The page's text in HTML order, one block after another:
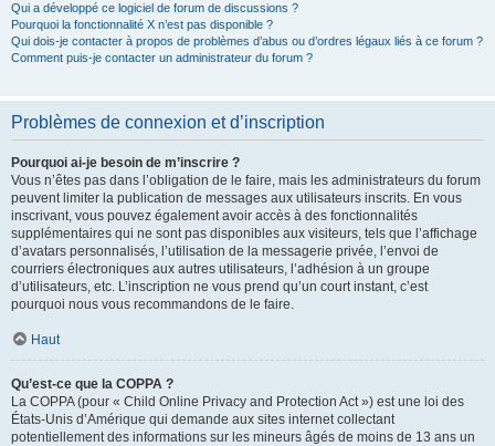
Qui a développé ce logiciel de forum de discussions ?
Pourquoi la fonctionnalité X n’est pas disponible ?
Qui dois-je contacter à propos de problèmes d’abus ou d’ordres légaux liés à ce forum ?
Comment puis-je contacter un administrateur du forum ?
Problèmes de connexion et d’inscription
Pourquoi ai-je besoin de m’inscrire ?
Vous n’êtes pas dans l’obligation de le faire, mais les administrateurs du forum
peuvent limiter la publication de messages aux utilisateurs inscrits. En vous
inscrivant, vous pouvez également avoir accès à des fonctionnalités
supplémentaires qui ne sont pas disponibles aux visiteurs, tels que l’affichage
d’avatars personnalisés, l’utilisation de la messagerie privée, l’envoi de
courriers électroniques aux autres utilisateurs, l’adhésion à un groupe
d’utilisateurs, etc. L’inscription ne vous prend qu’un court instant, c’est
pourquoi nous vous recommandons de le faire.
Haut
Qu’est-ce que la COPPA ?
La COPPA (pour « Child Online Privacy and Protection Act ») est une loi des
États-Unis d’Amérique qui demande aux sites internet collectant
potentiellement des informations sur les mineurs âgés de moins de 13 ans un